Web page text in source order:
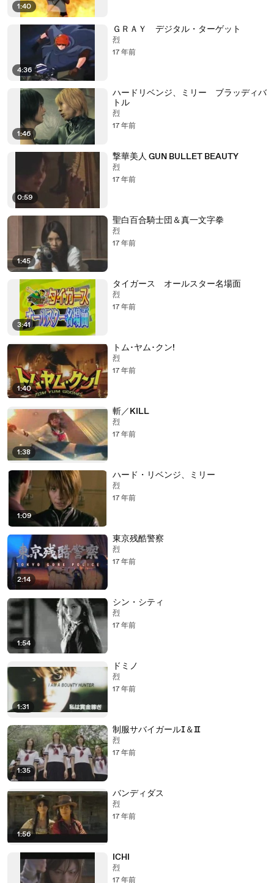
1:40
4:36
ＧＲＡＹ デジタル・ターゲット
烈
17 年前
1:46
ハードリベンジ、ミリー ブラッディバ
トル
烈
17 年前
0:59
撃華美人 GUN BULLET BEAUTY
烈
17 年前
1:45
聖白百合騎士団＆真一文字拳
烈
17 年前
3:41
タイガース オールスター名場面
烈
17 年前
1:40
トム･ヤム･クン!
烈
17 年前
1:38
斬／KILL
烈
17 年前
1:09
ハード・リベンジ、ミリー
烈
17 年前
2:14
東京残酷警察
烈
17 年前
1:54
シン・シティ
烈
17 年前
1:31
ドミノ
烈
17 年前
1:35
制服サバイガールⅠ＆Ⅱ
烈
17 年前
1:56
バンディダス
烈
17 年前
ICHI
烈
17 年前